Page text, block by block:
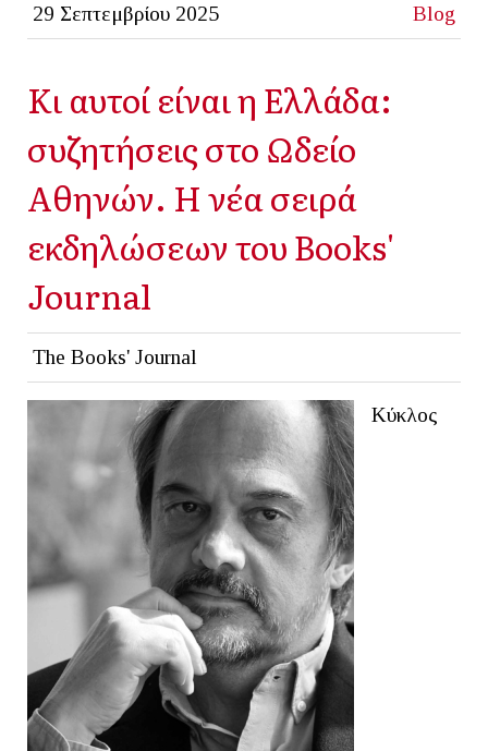
29 Σεπτεμβρίου 2025 Blog
Kι αυτοί είναι η Ελλάδα:
συζητήσεις στο Ωδείο
Αθηνών. Η νέα σειρά
εκδηλώσεων του Βοοks'
Journal
The Books' Journal
Κύκλος